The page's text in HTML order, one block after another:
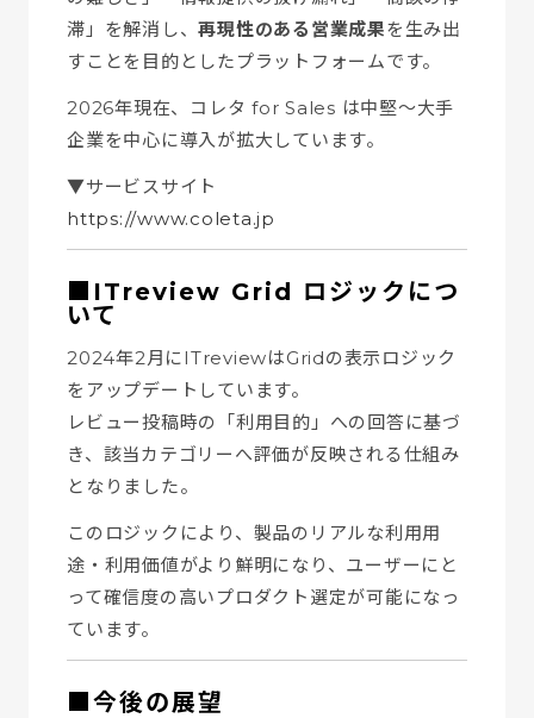
滞」を解消し、再現性のある営業成果を生み出
すことを目的としたプラットフォームです。
2026年現在、コレタ for Sales は中堅〜大手
企業を中心に導入が拡大しています。
▼サービスサイト
https://www.coleta.jp
■ITreview Grid ロジックにつ
いて
2024年2月にITreviewはGridの表示ロジック
をアップデートしています。
レビュー投稿時の「利用目的」への回答に基づ
き、該当カテゴリーへ評価が反映される仕組み
となりました。
このロジックにより、製品のリアルな利用用
途・利用価値がより鮮明になり、ユーザーにと
って確信度の高いプロダクト選定が可能になっ
ています。
■今後の展望